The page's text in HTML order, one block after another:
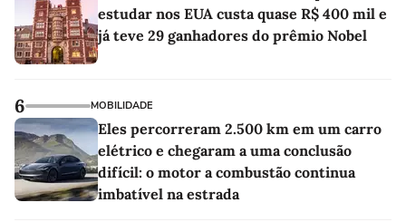
estudar nos EUA custa quase R$ 400 mil e
já teve 29 ganhadores do prêmio Nobel
6 MOBILIDADE
Eles percorreram 2.500 km em um carro
elétrico e chegaram a uma conclusão
difícil: o motor a combustão continua
imbatível na estrada